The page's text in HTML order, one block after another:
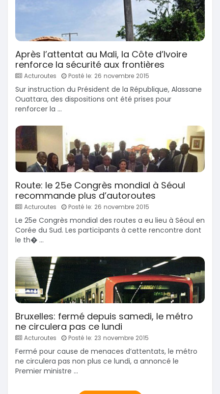
Après l’attentat au Mali, la Côte d’Ivoire
renforce la sécurité aux frontières
Acturoutes Posté le: 26 novembre 2015
Sur instruction du Président de la République, Alassane
Ouattara, des dispositions ont été prises pour
renforcer la ...
Route: le 25e Congrès mondial à Séoul
recommande plus d’autoroutes
Acturoutes Posté le: 26 novembre 2015
Le 25e Congrès mondial des routes a eu lieu à Séoul en
Corée du Sud. Les participants à cette rencontre dont
le th� ...
Bruxelles: fermé depuis samedi, le métro
ne circulera pas ce lundi
Acturoutes Posté le: 23 novembre 2015
Fermé pour cause de menaces d’attentats, le métro
ne circulera pas non plus ce lundi, a annoncé le
Premier ministre ...